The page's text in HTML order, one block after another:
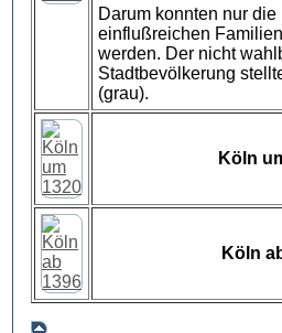
Darum konnten nur
einflußreichen
werden. Der nicht
Stadtbevölkerung
(grau).
Köln
Köln